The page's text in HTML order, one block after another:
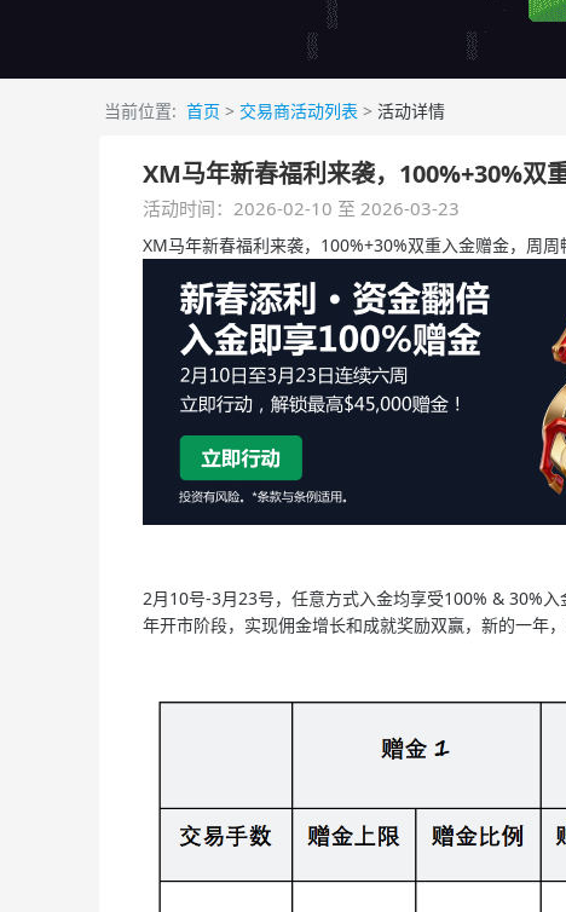
当前位置: 首页 > 交易商活动列表 > 活动详情
XM马年新春福利来袭，100%+30%双
活动时间：2026-02-10 至 2026-03-23
XM马年新春福利来袭，100%+30%双重入金赠金，周周
2月10号-3月23号，任意方式入金均享受100% & 30%
年开市阶段，实现佣金增长和成就奖励双赢，新的一年，